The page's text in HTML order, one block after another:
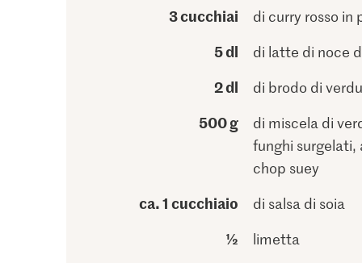
3 cucchiai di curry rosso in
5 dl di latte di noce
2 dl di brodo di
500 g
di miscela di
funghi surgelati,
chop suey
ca. 1 cucchiaio di salsa di soia
½ limetta